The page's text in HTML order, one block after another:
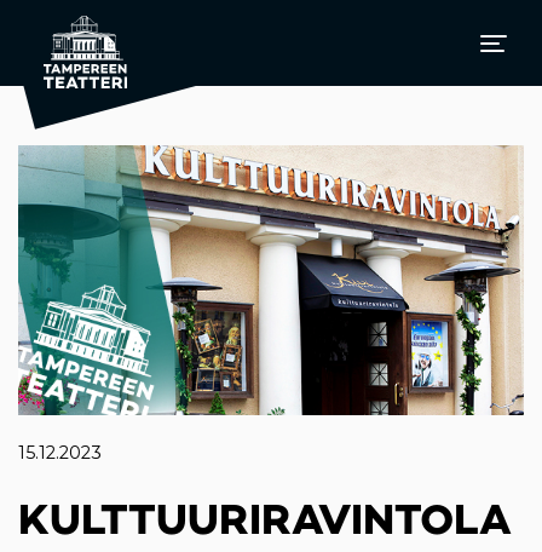
15.12.2023
KULTTUURIRAVINTOLA